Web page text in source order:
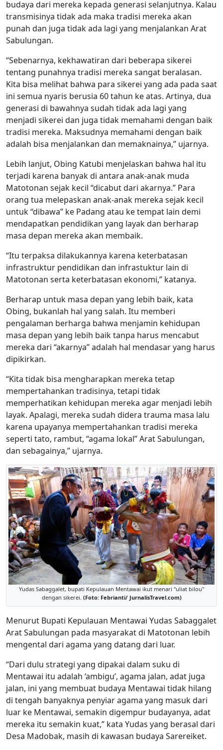
budaya dari mereka kepada generasi selanjutnya. Kalau
transmisinya tidak ada maka tradisi mereka akan
punah dan juga tidak ada lagi yang menjalankan Arat
Sabulungan.
“Sebenarnya, kekhawatiran dari beberapa sikerei
tentang punahnya tradisi mereka sangat beralasan.
Kita bisa melihat bahwa para sikerei yang ada pada saat
ini semua nyaris berusia 60 tahun ke atas. Artinya, dua
generasi di bawahnya sudah tidak ada lagi yang
menjadi sikerei dan juga tidak memahami dengan baik
tradisi mereka. Maksudnya memahami dengan baik
adalah bisa menjalankan dan memaknainya,” ujarnya.
Lebih lanjut, Obing Katubi menjelaskan bahwa hal itu
terjadi karena banyak di antara anak-anak muda
Matotonan sejak kecil “dicabut dari akarnya.” Para
orang tua melepaskan anak-anak mereka sejak kecil
untuk “dibawa” ke Padang atau ke tempat lain demi
mendapatkan pendidikan yang layak dan berharap
masa depan mereka akan membaik.
“Itu terpaksa dilakukannya karena keterbatasan
infrastruktur pendidikan dan infrastuktur lain di
Matotonan serta keterbatasan ekonomi,” katanya.
Berharap untuk masa depan yang lebih baik, kata
Obing, bukanlah hal yang salah. Itu memberi
pengalaman berharga bahwa menjamin kehidupan
masa depan yang lebih baik tanpa harus mencabut
mereka dari “akarnya” adalah hal mendasar yang harus
dipikirkan.
“Kita tidak bisa mengharapkan mereka tetap
mempertahankan tradisinya, tetapi tidak
memperhatikan kehidupan mereka agar menjadi lebih
layak. Apalagi, mereka sudah didera trauma masa lalu
karena upayanya mempertahankan tradisi mereka
seperti tato, rambut, “agama lokal” Arat Sabulungan,
dan sebagainya,” ujarnya.
Yudas Sabaggalet, bupati Kepulauan Mentawai ikut menari "uliat bilou"
dengan sikerei. (Foto: Febrianti/ JurnalisTravel.com)
Menurut Bupati Kepulauan Mentawai Yudas Sabaggalet
Arat Sabulungan pada masyarakat di Matotonan lebih
mengental dari agama yang datang dari luar.
“Dari dulu strategi yang dipakai dalam suku di
Mentawai itu adalah ‘ambigu’, agama jalan, adat juga
jalan, ini yang membuat budaya Mentawai tidak hilang
di tengah banyaknya penyiar agama yang masuk dari
luar ke Mentawai, semakin digempur budayanya, adat
mereka itu semakin kuat,” kata Yudas yang berasal dari
Desa Madobak, masih di kawasan budaya Sarereiket.